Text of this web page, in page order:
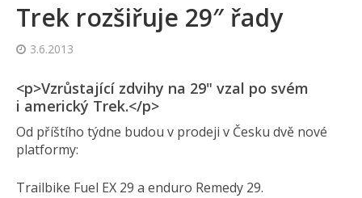
Trek rozšiřuje 29″ řady
3.6.2013
<p>Vzrůstající zdvihy na 29" vzal po svém
i americký Trek.</p>
Od příštího týdne budou v prodeji v Česku dvě nové
platformy:
Trailbike Fuel EX 29 a enduro Remedy 29.